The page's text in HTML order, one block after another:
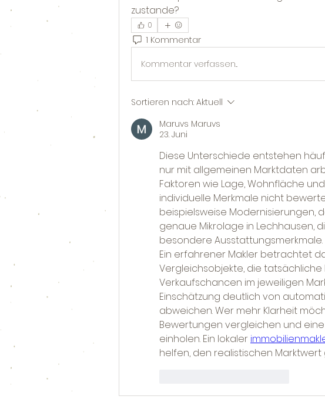
zustande?
0
1 Kommentar
Kommentar verfassen...
Sortieren nach: Aktuell
Maruvs Maruvs
23. Juni
Diese Unterschiede entstehen
nur mit allgemeinen Marktdaten
Faktoren wie Lage, Wohnfläche
individuelle Merkmale nicht
beispielsweise Modernisierungen,
genaue Mikrolage in Lechhausen,
besondere Ausstattungsmerkmale.
Ein erfahrener Makler betrachtet
Vergleichsobjekte, die
Verkaufschancen im jeweiligen
Einschätzung deutlich von
abweichen. Wer mehr Klarheit
Bewertungen vergleichen und
einholen. Ein lokaler
helfen, den realistischen